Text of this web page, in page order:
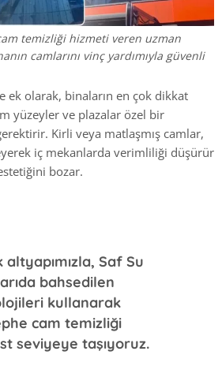
temizliği hizmeti veren uzman
camlarını vinç yardımıyla güvenli
ek olarak, binaların en çok dikkat
yüzeyler ve plazalar özel bir
Kirli veya matlaşmış camlar,
iç mekanlarda verimliliği düşürür
bozar.
Saf Su
bahsedilen
kullanarak
cam temizliği
seviyeye taşıyoruz.